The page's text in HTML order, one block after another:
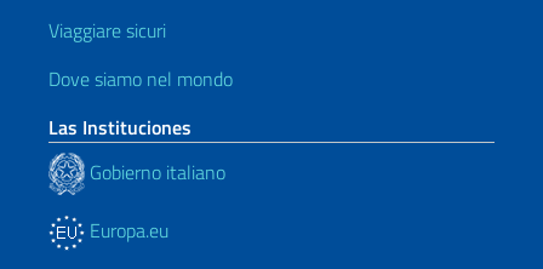
Viaggiare sicuri
Dove siamo nel mondo
Las Instituciones
Gobierno italiano
Europa.eu